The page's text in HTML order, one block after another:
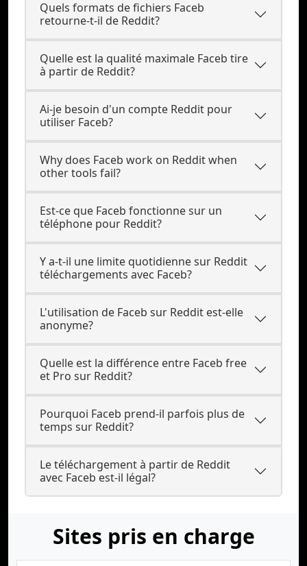
Quels formats de fichiers Faceb
retourne-t-il de Reddit?
Quelle est la qualité maximale Faceb tire
à partir de Reddit?
Ai-je besoin d'un compte Reddit pour
utiliser Faceb?
Why does Faceb work on Reddit when
other tools fail?
Est-ce que Faceb fonctionne sur un
téléphone pour Reddit?
Y a-t-il une limite quotidienne sur Reddit
téléchargements avec Faceb?
L'utilisation de Faceb sur Reddit est-elle
anonyme?
Quelle est la différence entre Faceb free
et Pro sur Reddit?
Pourquoi Faceb prend-il parfois plus de
temps sur Reddit?
Le téléchargement à partir de Reddit
avec Faceb est-il légal?
Sites pris en charge